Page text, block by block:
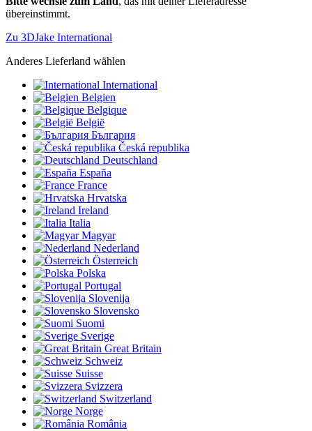
übereinstimmt.
Zu 3DJake International
Anderes Lieferland wählen
International
Belgien
Belgique
België
България
Česká republika
Deutschland
España
France
Hrvatska
Ireland
Italia
Magyar
Nederland
Österreich
Polska
Portugal
Slovenija
Slovensko
Suomi
Sverige
Great Britain
Schweiz
Suisse
Svizzera
Switzerland
Norge
România